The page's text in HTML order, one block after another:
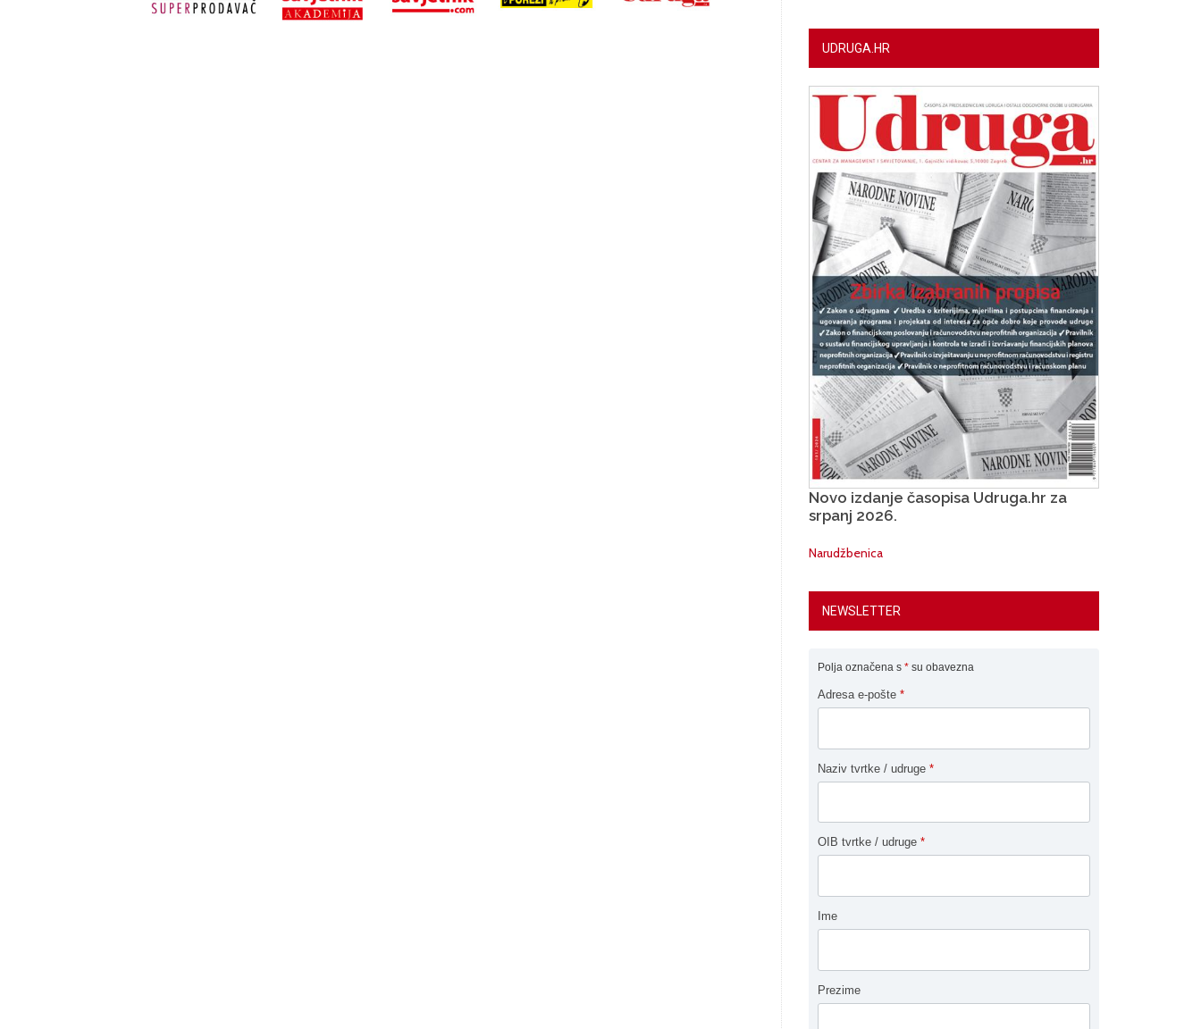
UDRUGA.HR
Novo izdanje časopisa Udruga.hr za
srpanj 2026.
Narudžbenica
NEWSLETTER
Polja označena s * su obavezna
Adresa e-pošte *
Naziv tvrtke / udruge *
OIB tvrtke / udruge *
Ime
Prezime